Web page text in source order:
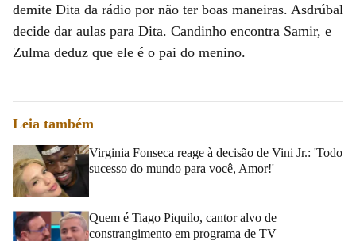
demite Dita da rádio por não ter boas maneiras. Asdrúbal
decide dar aulas para Dita. Candinho encontra Samir, e
Zulma deduz que ele é o pai do menino.
Leia também
Virginia Fonseca reage à decisão de Vini Jr.: 'Todo
sucesso do mundo para você, Amor!'
Quem é Tiago Piquilo, cantor alvo de
constrangimento em programa de TV